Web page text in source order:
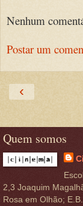
Nenhum
Postar um
‹
Quem somos
2,3 Joaquim
Rosa em Olhão;